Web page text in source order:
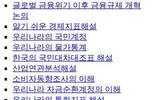
글로벌 금융위기 이후 금융규제 개혁
논의
알기 쉬운 경제지표해설
우리나라의 국민계정
우리나라의 물가통계
한국의 국민대차대조표 해설
산업연관분석해설
소비자동향조사의 이해
우리나라 자금순환계정의 이해